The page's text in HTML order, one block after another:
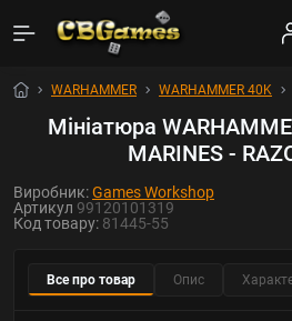
WARHAMMER WARHAMMER 40K
Мініатюра
MARINES -
Виробник:Games Workshop
Артикул 99120101319
Код товару: 81445-55
Все про товар Опис